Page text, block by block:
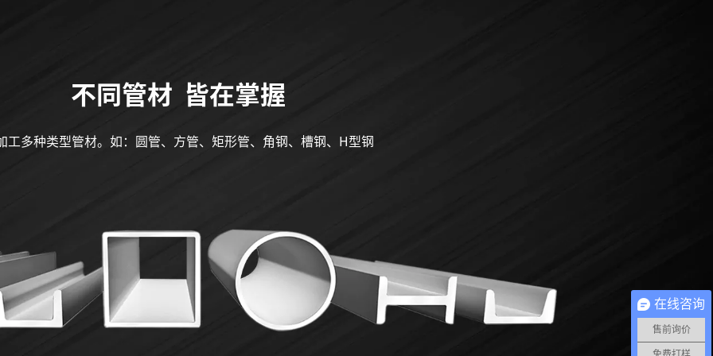
不同管材 皆在掌握
工多种类型管材。如：圆管、方管、矩形管、角钢、槽钢、H型钢
在线咨询
售前询价